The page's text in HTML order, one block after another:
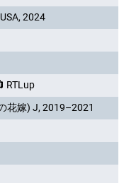
USA, 2024
RTLup
花嫁) J, 2019–2021